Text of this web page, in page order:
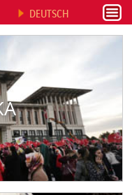
DEUTSCH